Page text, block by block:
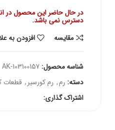
در حال حاضر این محصول در
دسترس نمی باشد.
مقايسه
افزودن به
شناسه محصول: AK-103100157
دسته: رم, رم کورسیر , قطعات
اشتراک گذاری: